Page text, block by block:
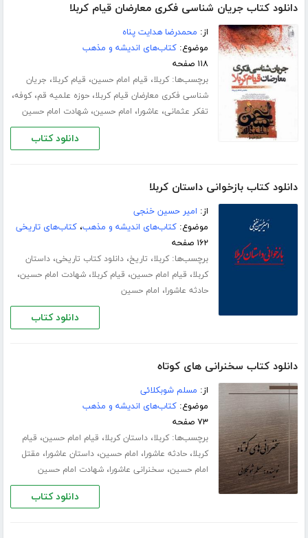
دانلود کتاب جریان شناسی فکری معارضان قیام کربلا
از: محمدرضا هدایت پناه
موضوع:کتاب‌های اندیشه و مذهب
۱۱۸ صفحه
برچسب‌ها:کربلا، قیام امام حسین، قیام کربلا، جریان
شناسی فکری معارضان قیام کربلا،حوزه علمیه قم،کوفه،
تفکر عثمانی، عاشورا، امام حسین،شهادت امام حسین
دانلود کتاب
دانلود کتاب بازخوانی داستان کربلا
از: امیر حسین خنجی
موضوع:کتاب‌های اندیشه و مذهب،کتاب‌های تاریخی
۱۶۲ صفحه
برچسب‌ها:کربلا، تاریخ،دانلود کتاب تاریخی،داستان
کربلا، قیام امام حسین، قیام کربلا،شهادت امام حسین،
حادثه عاشورا، امام حسین
دانلود کتاب
دانلود کتاب سخنرانی های کوتاه
از: مسلم شوبکلائی
موضوع:کتاب‌های اندیشه و مذهب
۷۳ صفحه
برچسب‌ها:کربلا،داستان کربلا، قیام امام حسین، قیام
کربلا،حادثه عاشورا، امام حسین،داستان عاشورا، مقتل
امام حسین، سخنرانی عاشورا،شهادت امام حسین
دانلود کتاب